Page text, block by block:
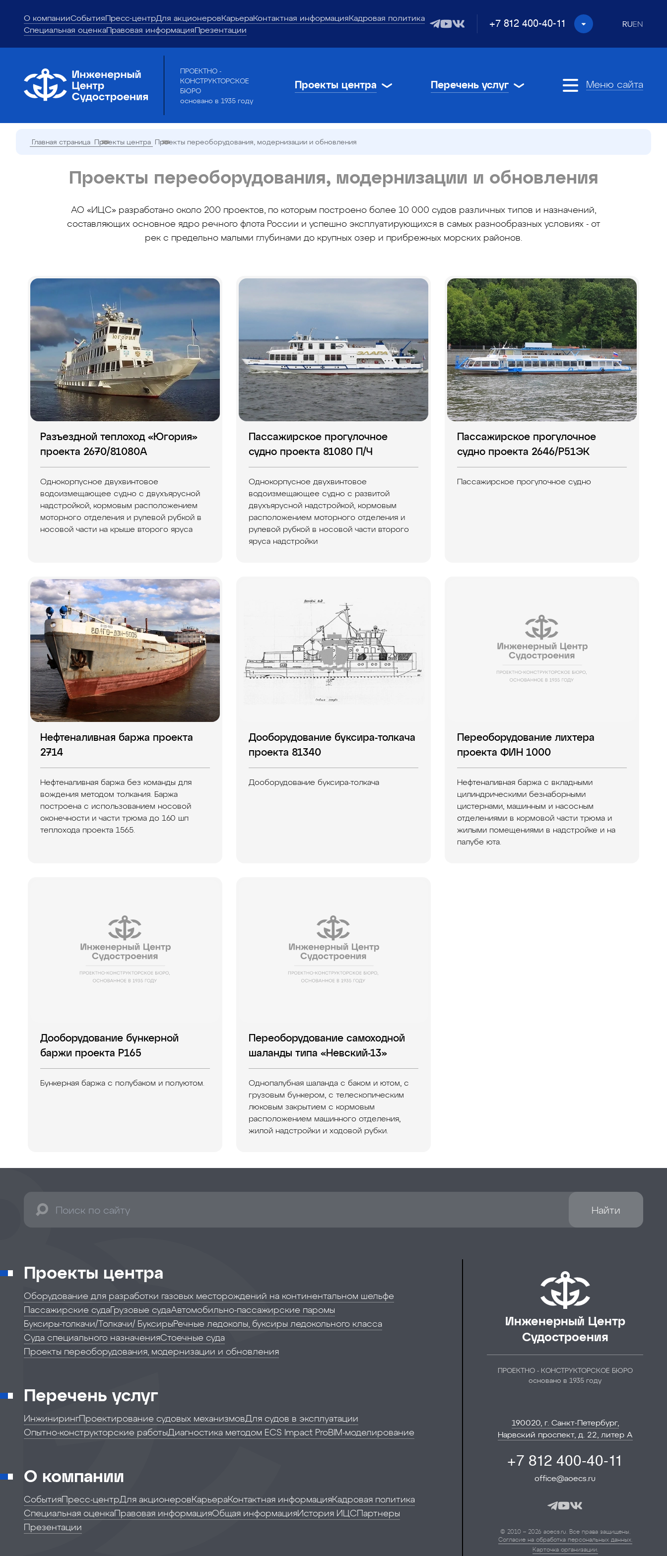
О компанииСобытияПресс-центрДля акционеровКарьераКонтактная информацияКадровая политика
Специальная оценкаПравовая информацияПрезентации +7 812 400-40-11 RUEN
ПРОЕКТНО -
КОНСТРУКТОРСКОЕ
БЮРО
основано в 1935 году
Проекты центра Перечень услуг Меню сайта
Главная страница Проекты центра Проекты переоборудования, модернизации и обновления
Проекты переоборудования, модернизации и обновления
АО «ИЦС» разработано около 200 проектов, по которым построено более 10 000 судов различных типов и назначений,
составляющих основное ядро речного флота России и успешно эксплуатирующихся в самых разнообразных условиях - от
рек с предельно малыми глубинами до крупных озер и прибрежных морских районов.
Разъездной теплоход «Югория»
проекта 2670/81080А
Однокорпусное двухвинтовое
водоизмещающее судно с двухъярусной
надстройкой, кормовым расположением
моторного отделения и рулевой рубкой в
носовой части на крыше второго яруса
Пассажирское прогулочное
судно проекта 81080 П/Ч
Однокорпусное двухвинтовое
водоизмещающее судно с развитой
двухъярусной надстройкой, кормовым
расположением моторного отделения и
рулевой рубкой в носовой части второго
яруса надстройки
Пассажирское прогулочное
судно проекта 2646/Р51ЭК
Пассажирское прогулочное судно
Нефтеналивная баржа проекта
2714
Нефтеналивная баржа без команды для
вождения методом толкания. Баржа
построена с использованием носовой
оконечности и части трюма до 160 шп
теплохода проекта 1565.
Дооборудование буксира-толкача
проекта 81340
Дооборудование буксира-толкача
Переоборудование лихтера
проекта ФИН 1000
Нефтеналивная баржа с вкладными
цилиндрическими безнаборными
цистернами, машинным и насосным
отделениями в кормовой части трюма и
жилыми помещениями в надстройке и на
палубе юта.
Дооборудование бункерной
баржи проекта Р165
Бункерная баржа с полубаком и полуютом.
Переоборудование самоходной
шаланды типа «Невский-13»
Однопалубная шаланда с баком и ютом, с
грузовым бункером, с телескопическим
люковым закрытием с кормовым
расположением машинного отделения,
жилой надстройки и ходовой рубки.
Найти
Проекты центра
Оборудование для разработки газовых месторождений на континентальном шельфе
Пассажирские судаГрузовые судаАвтомобильно-пассажирские паромы
Буксиры-толкачи/Толкачи/ БуксирыРечные ледоколы, буксиры ледокольного класса
Суда специального назначенияСтоечные суда
Проекты переоборудования, модернизации и обновления
Перечень услуг
ИнжинирингПроектирование судовых механизмовДля судов в эксплуатации
Опытно-конструкторские работыДиагностика методом ECS Impact ProBIM-моделирование
О компании
СобытияПресс-центрДля акционеровКарьераКонтактная информацияКадровая политика
Специальная оценкаПравовая информацияОбщая информацияИстория ИЦСПартнеры
Презентации
Инженерный Центр
Судостроения
ПРОЕКТНО - КОНСТРУКТОРСКОЕ БЮРО
основано в 1935 году
190020, г. Санкт-Петербург,
Нарвский проспект, д. 22, литер А
+7 812 400-40-11
office@aoecs.ru
© 2010 – 2026 aoecs.ru. Все права защищены.
Согласие на обработка персональных данных.
Карточка организации.